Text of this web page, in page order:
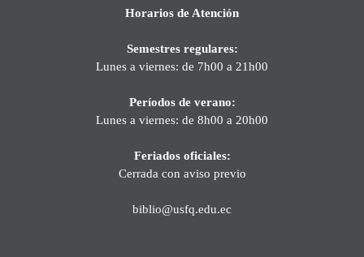
Horarios de Atención
Semestres regulares:
Lunes a viernes: de 7h00 a 21h00
Períodos de verano:
Lunes a viernes: de 8h00 a 20h00
Feriados oficiales:
Cerrada con aviso previo
biblio@usfq.edu.ec